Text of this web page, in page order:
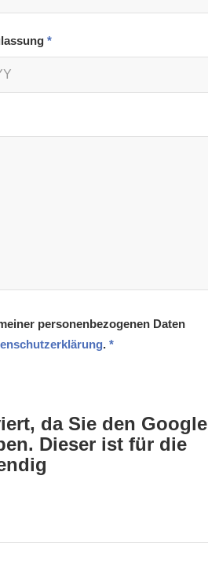
*
personenbezogenen Daten
. *
da Sie den Google
Dieser ist für die